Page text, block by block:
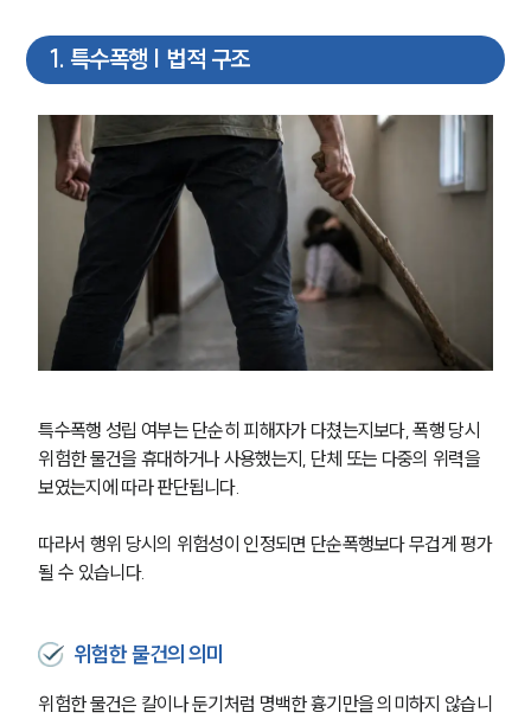
1 . 특수폭행 | 법적 구조
특수폭행 성립 여부는 단순히 피해자가 다쳤는지보다, 폭행 당시
위험한 물건을 휴대하거나 사용했는지, 단체 또는 다중의 위력을
보였는지에 따라 판단됩니다.
따라서 행위 당시의 위험성이 인정되면 단순폭행보다 무겁게 평가
될 수 있습니다.
위험한 물건의 의미
위험한 물건은 칼이나 둔기처럼 명백한 흉기만을 의미하지 않습니